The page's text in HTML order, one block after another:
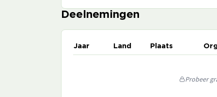
Deelnemingen
Jaar Land Plaats
Probeer